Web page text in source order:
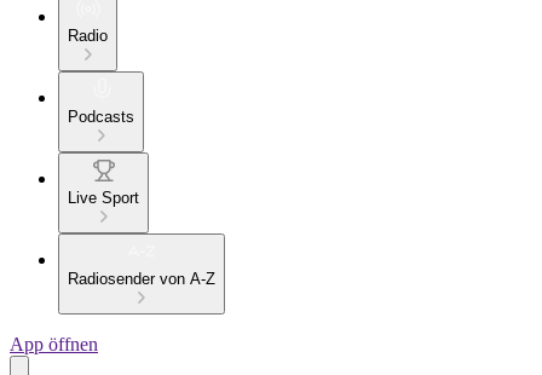
Radio
Podcasts
Live Sport
Radiosender von A-Z
App öffnen